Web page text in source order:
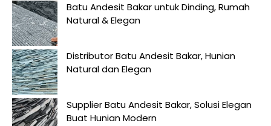
Batu Andesit Bakar untuk Dinding, Rumah
Natural & Elegan
Distributor Batu Andesit Bakar, Hunian
Natural dan Elegan
Supplier Batu Andesit Bakar, Solusi Elegan
Buat Hunian Modern